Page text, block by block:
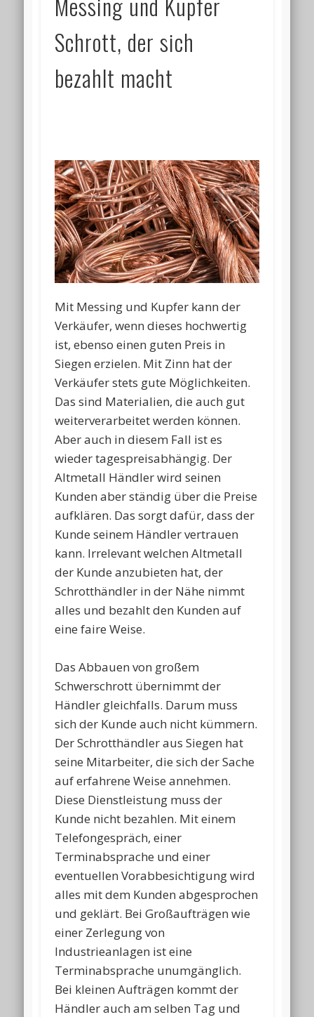
Schrott, der sich
bezahlt macht
Mit Messing und Kupfer kann der
Verkäufer, wenn dieses hochwertig
ist, ebenso einen guten Preis in
Siegen erzielen. Mit Zinn hat der
Verkäufer stets gute Möglichkeiten.
Das sind Materialien, die auch gut
weiterverarbeitet werden können.
Aber auch in diesem Fall ist es
wieder tagespreisabhängig. Der
Altmetall Händler wird seinen
Kunden aber ständig über die Preise
aufklären. Das sorgt dafür, dass der
Kunde seinem Händler vertrauen
kann. Irrelevant welchen Altmetall
der Kunde anzubieten hat, der
Schrotthändler in der Nähe nimmt
alles und bezahlt den Kunden auf
eine faire Weise.
Das Abbauen von großem
Schwerschrott übernimmt der
Händler gleichfalls. Darum muss
sich der Kunde auch nicht kümmern.
Der Schrotthändler aus Siegen hat
seine Mitarbeiter, die sich der Sache
auf erfahrene Weise annehmen.
Diese Dienstleistung muss der
Kunde nicht bezahlen. Mit einem
Telefongespräch, einer
Terminabsprache und einer
eventuellen Vorabbesichtigung wird
alles mit dem Kunden abgesprochen
und geklärt. Bei Großaufträgen wie
einer Zerlegung von
Industrieanlagen ist eine
Terminabsprache unumgänglich.
Bei kleinen Aufträgen kommt der
Händler auch am selben Tag und